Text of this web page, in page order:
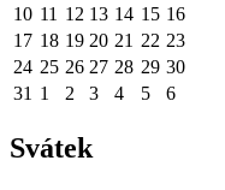
10 11 12 13 14 15 16
17 18 19 20 21 22 23
24 25 26 27 28 29 30
31 1 2 3 4 5 6
Svátek